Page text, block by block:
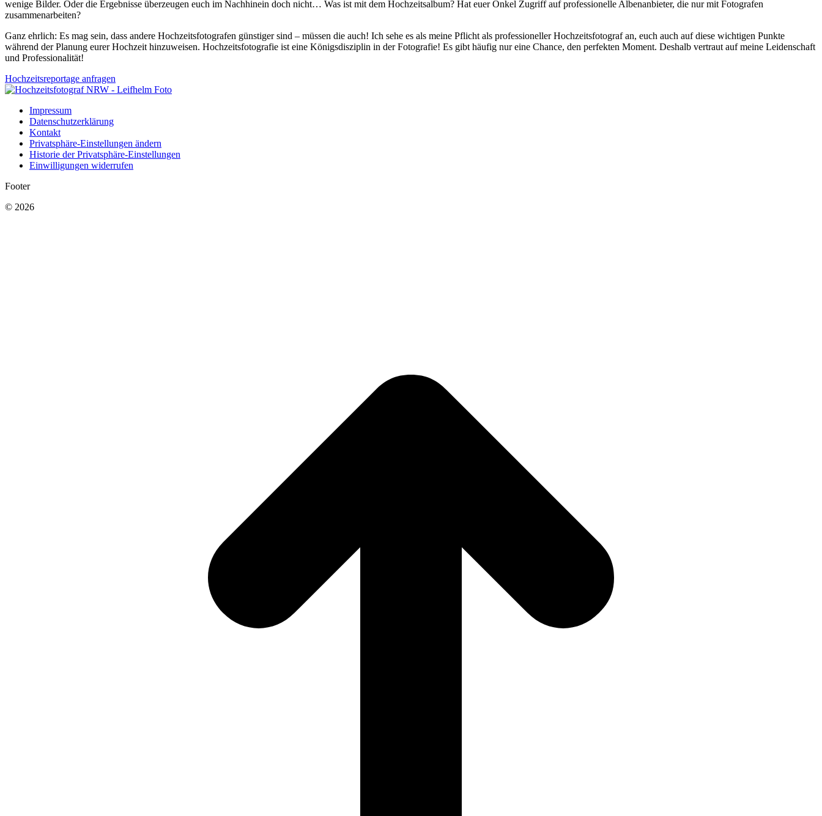
wenige Bilder. Oder die Ergebnisse überzeugen euch im Nachhinein doch nicht… Was ist mit dem Hochzeitsalbum? Hat euer Onkel Zugriff auf professionelle Albenanbieter, die nur mit Fotografen
zusammenarbeiten?
Ganz ehrlich: Es mag sein, dass andere Hochzeitsfotografen günstiger sind – müssen die auch! Ich sehe es als meine Pflicht als professioneller Hochzeitsfotograf an, euch auch auf diese wichtigen Punkte
während der Planung eurer Hochzeit hinzuweisen. Hochzeitsfotografie ist eine Königsdisziplin in der Fotografie! Es gibt häufig nur eine Chance, den perfekten Moment. Deshalb vertraut auf meine Leidenschaft
und Professionalität!
Hochzeitsreportage anfragen
Impressum
Datenschutzerklärung
Kontakt
Privatsphäre-Einstellungen ändern
Historie der Privatsphäre-Einstellungen
Einwilligungen widerrufen
Footer
© 2026